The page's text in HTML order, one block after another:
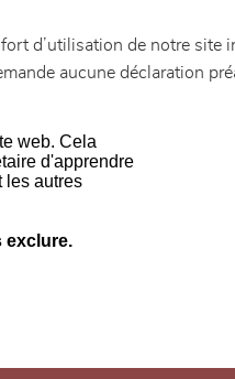
d’utilisation de notre
aucune déclaration